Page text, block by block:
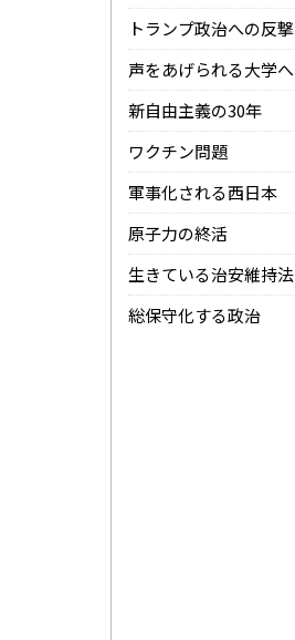
トランプ政治への反撃
声をあげられる大学へ
新自由主義の30年
ワクチン問題
軍事化される西日本
原子力の終活
生きている治安維持法
総保守化する政治